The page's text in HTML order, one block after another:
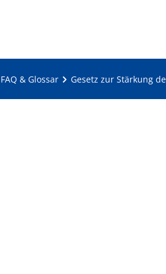
FAQ & Glossar Gesetz zur Stärkung